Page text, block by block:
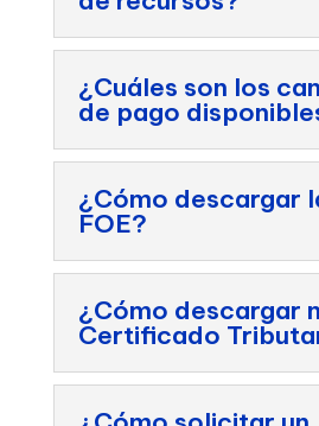
¿Cuáles son los
de pago
¿Cómo descargar
FOE?
¿Cómo descargar
Certificado